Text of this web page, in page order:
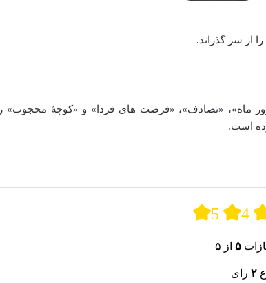
از سر گذراند.
نام‌های «آخرین روز ماه»، «تصادف»، «فرصت‌ های فردا» و «کوچهٔ محجوب» را
است.
5 4
۵ از ۵
۲ رای